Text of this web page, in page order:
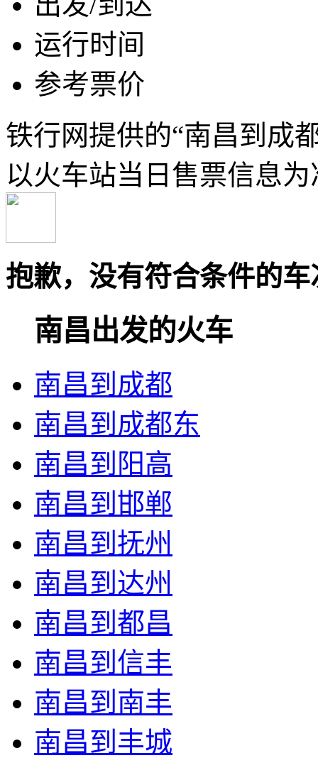
运行时间
参考票价
铁行网提供的“南昌到成
以火车站当日售票信息为
抱歉，没有符合条件的
南昌出发的火车
南昌到成都
南昌到成都东
南昌到阳高
南昌到邯郸
南昌到抚州
南昌到达州
南昌到都昌
南昌到信丰
南昌到南丰
南昌到丰城